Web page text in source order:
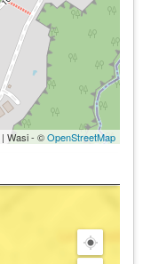
| Wasi - ©OpenStreetMap